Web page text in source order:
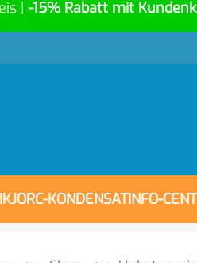
| -15% Rabatt mit
JORC-KONDENSATINFO-